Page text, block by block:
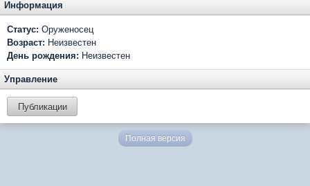
Информация
Статус: Оруженосец
Возраст: Неизвестен
День рождения: Неизвестен
Управление
Публикации
Полная версия